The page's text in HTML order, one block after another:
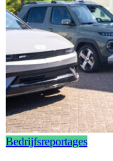
Bedrijfsreportages